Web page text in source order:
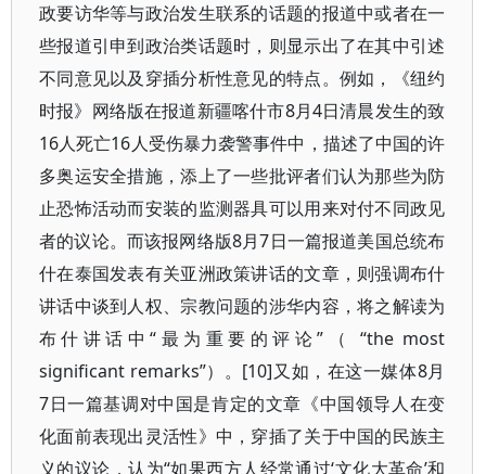
政要访华等与政治发生联系的话题的报道中或者在一
些报道引申到政治类话题时，则显示出了在其中引述
不同意见以及穿插分析性意见的特点。例如，《纽约
时报》网络版在报道新疆喀什市8月4日清晨发生的致
16人死亡16人受伤暴力袭警事件中，描述了中国的许
多奥运安全措施，添上了一些批评者们认为那些为防
止恐怖活动而安装的监测器具可以用来对付不同政见
者的议论。而该报网络版8月7日一篇报道美国总统布
什在泰国发表有关亚洲政策讲话的文章，则强调布什
讲话中谈到人权、宗教问题的涉华内容，将之解读为
布什讲话中“最为重要的评论”（ “the most
significant remarks”）。[10]又如，在这一媒体8月
7日一篇基调对中国是肯定的文章《中国领导人在变
化面前表现出灵活性》中，穿插了关于中国的民族主
义的议论，认为“如果西方人经常通过‘文化大革命’和